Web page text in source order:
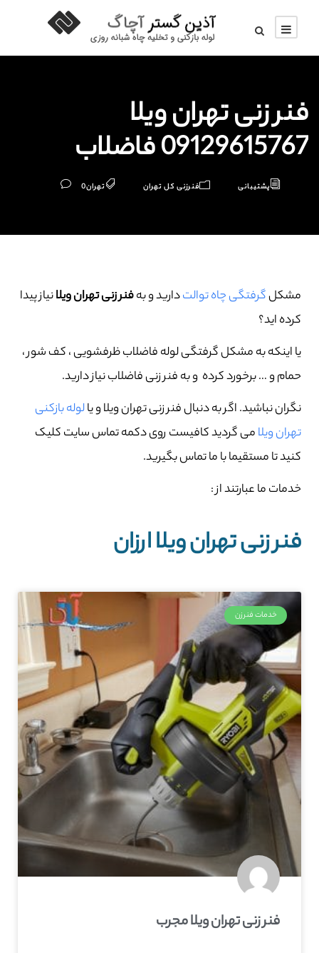
فنر زنی تهران ویلا
09129615767 فاضلاب
پشتیبانی فنرزنی کل تهران تهران0
مشکلگرفتگی چاه توالتدارید و بهفنر زنی تهران ویلانیاز پیدا
کرده اید؟
یا اینکه به مشکل گرفتگی لوله فاضلاب ظرفشویی ، کف شور ،
حمام و … برخورد کرده و به فنر زنی فاضلاب نیاز دارید.
نگران نباشید. اگر به دنبال فنر زنی تهران ویلا و یالوله بازکنی
تهران ویلامی گردید کافیست روی دکمه تماس سایت کلیک
کنید تا مستقیما با ما تماس بگیرید.
خدمات ما عبارتند از :
فنر زنی تهران ویلا ارزان
خدمات فنرزن
فنر زنی تهران ویلا مجرب